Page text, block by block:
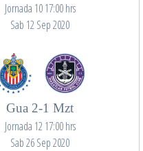
Jornada 10 17:00 hrs
Sab 12 Sep 2020
Gua 2-1 Mzt
Jornada 12 17:00 hrs
Sab 26 Sep 2020